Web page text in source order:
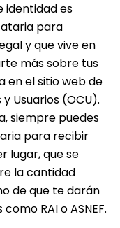
identidad es
para
y que vive en
más sobre tus
en el sitio web de
Usuarios (OCU).
siempre puedes
para recibir
lugar, que se
la cantidad
de que te darán
RAI o ASNEF.